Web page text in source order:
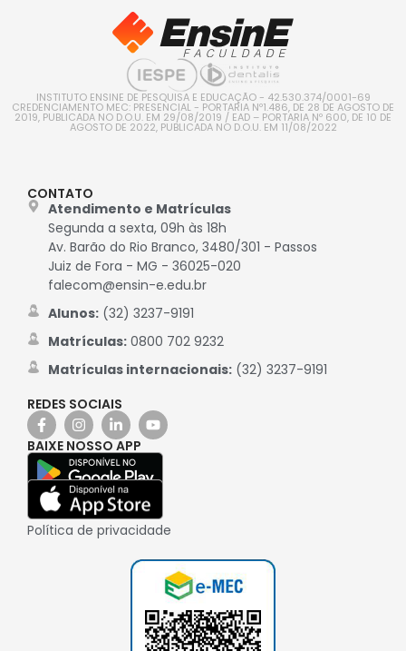
INSTITUTO ENSINE DE PESQUISA E EDUCAÇÃO - 42.530.374/0001-69
CREDENCIAMENTO MEC: PRESENCIAL - PORTARIA Nº1.486, DE 28 DE AGOSTO DE
2019, PUBLICADA NO D.O.U. EM 29/08/2019 / EAD – PORTARIA Nº 600, DE 10 DE
AGOSTO DE 2022, PUBLICADA NO D.O.U. EM 11/08/2022
CONTATO
Atendimento e Matrículas
Segunda a sexta, 09h às 18h
Av. Barão do Rio Branco, 3480/301 - Passos
Juiz de Fora - MG - 36025-020
falecom@ensin-e.edu.br
Alunos:(32) 3237-9191
Matrículas:0800 702 9232
Matrículas internacionais:(32) 3237-9191
REDES SOCIAIS
BAIXE NOSSO APP
Política de privacidade